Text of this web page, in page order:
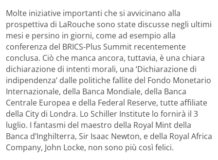
Molte iniziative importanti che si avvicinano alla
prospettiva di LaRouche sono state discusse negli ultimi
mesi e persino in giorni, come ad esempio alla
conferenza del BRICS-Plus Summit recentemente
conclusa. Ciò che manca ancora, tuttavia, è una chiara
dichiarazione di intenti morali, una ‘Dichiarazione di
indipendenza’ dalle politiche fallite del Fondo Monetario
Internazionale, della Banca Mondiale, della Banca
Centrale Europea e della Federal Reserve, tutte affiliate
della City di Londra. Lo Schiller Institute lo fornirà il 3
luglio. I fantasmi del maestro della Royal Mint della
Banca d’Inghilterra, Sir Isaac Newton, e della Royal Africa
Company, John Locke, non sono più così felici.